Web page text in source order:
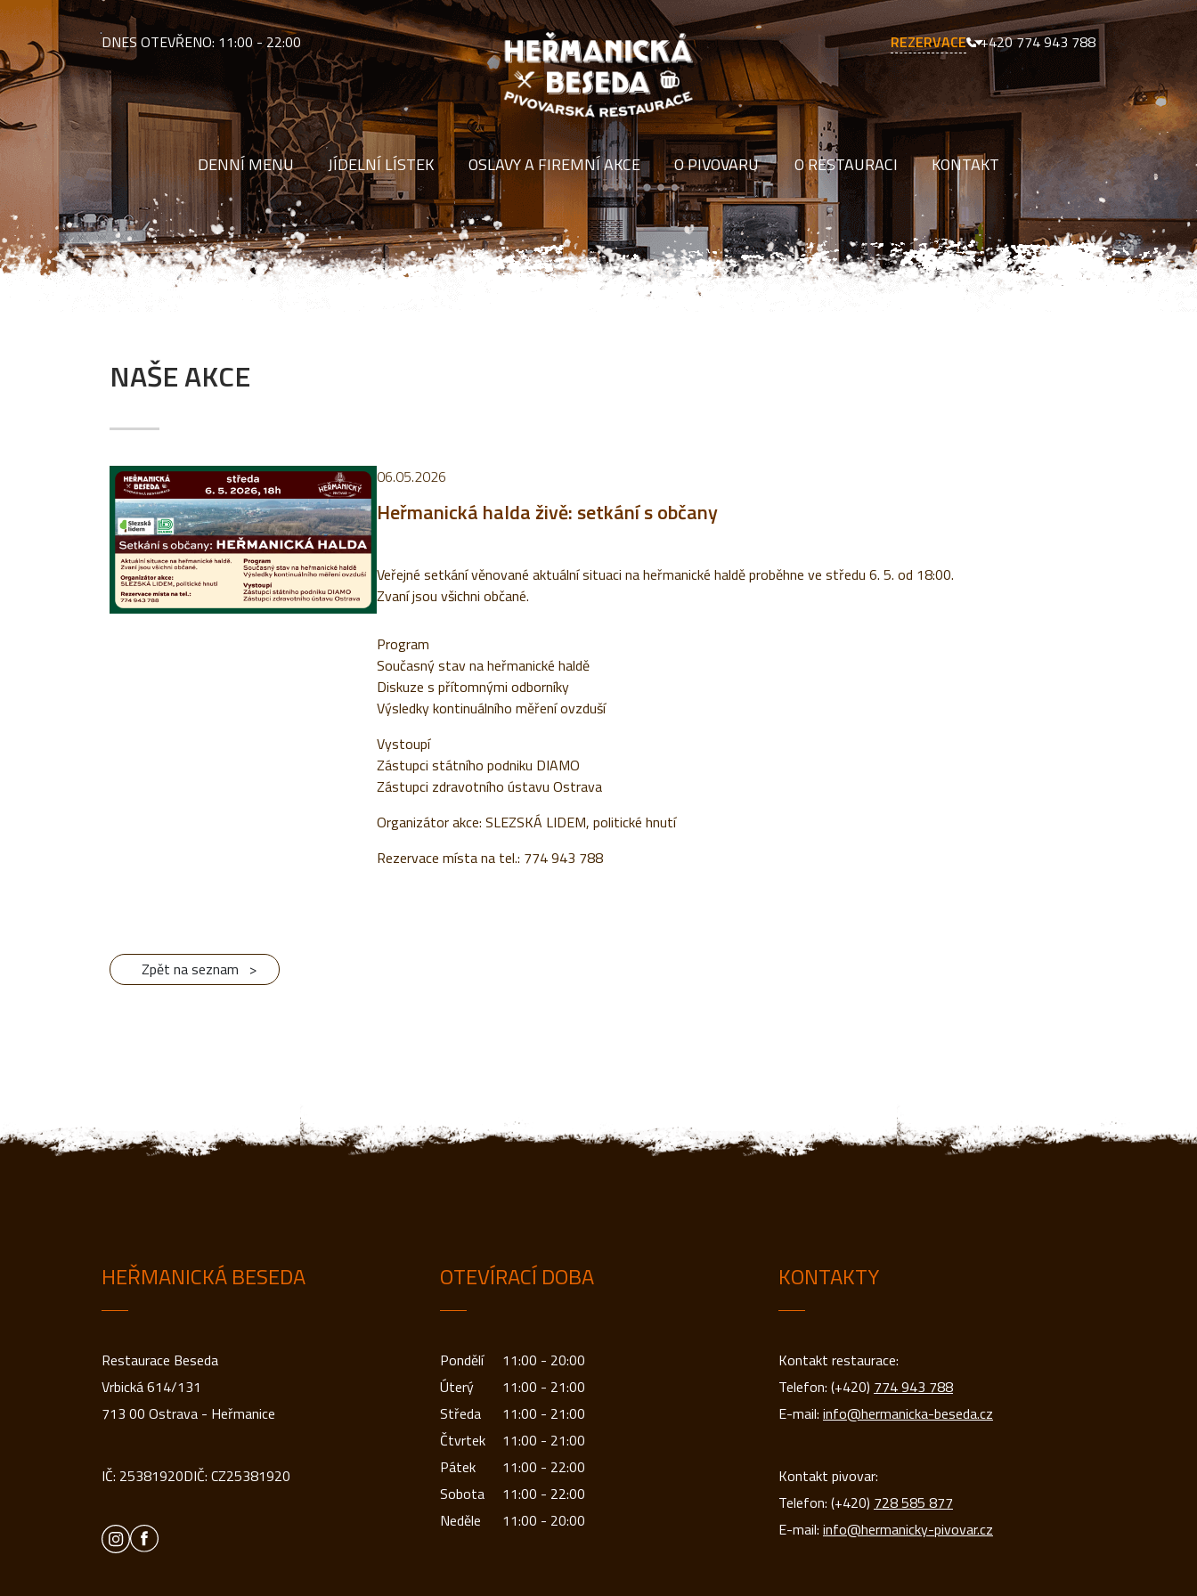
DNES OTEVŘENO:11:00 - 22:00 REZERVACE +420 774 943 788
DENNÍ MENU JÍDELNÍ LÍSTEK OSLAVY A FIREMNÍ AKCE O PIVOVARU O RESTAURACI KONTAKT
NAŠE AKCE
06.05.2026
Heřmanická halda živě: setkání s občany
Veřejné setkání věnované aktuální situaci na heřmanické haldě proběhne ve středu 6. 5. od 18:00.
Zvaní jsou všichni občané.
Program
Současný stav na heřmanické haldě
Diskuze s přítomnými odborníky
Výsledky kontinuálního měření ovzduší
Vystoupí
Zástupci státního podniku DIAMO
Zástupci zdravotního ústavu Ostrava
Organizátor akce: SLEZSKÁ LIDEM, politické hnutí
Rezervace místa na tel.: 774 943 788
HEŘMANICKÁ BESEDA
Restaurace Beseda
Vrbická 614/131
713 00 Ostrava - Heřmanice
IČ: 25381920DIČ: CZ25381920
OTEVÍRACÍ DOBA
Pondělí
11:00 - 20:00
Úterý
11:00 - 21:00
Středa
11:00 - 21:00
Čtvrtek
11:00 - 21:00
Pátek
11:00 - 22:00
Sobota
11:00 - 22:00
Neděle
11:00 - 20:00
KONTAKTY
Kontakt restaurace:
Telefon: (+420) 774 943 788
E-mail: info@hermanicka-beseda.cz
Kontakt pivovar:
Telefon: (+420) 728 585 877
E-mail: info@hermanicky-pivovar.cz